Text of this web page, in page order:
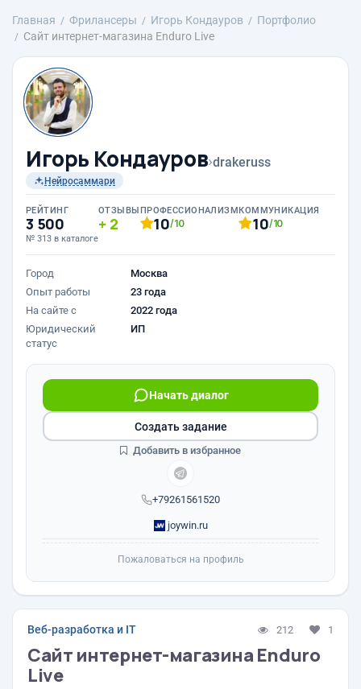
Главная Фрилансеры Игорь Кондауров
Портфолио
Сайт интернет-магазина Enduro Live
Игорь Кондауров›drakeruss
Нейросаммари
РЕЙТИНГ
3 500
№ 313 в каталоге
ОТЗЫВЫ
2
ПРОФЕССИОНАЛИЗМ
10/10
КОММУНИКАЦИЯ
10/10
Город
Москва
Опыт работы
23 года
На сайте с
2022 года
Юридический
статус
ИП
+79261561520
Начать диалог
joywin.ru
Создать задание
Добавить в избранное
Пожаловаться на профиль
Веб-разработка и IT 212 1
Сайт интернет-магазина Enduro
Live